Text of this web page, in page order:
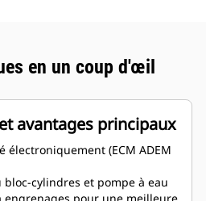
en un coup d'œil
avantages principaux
électroniquement (ECM ADEM
cylindres et pompe à eau